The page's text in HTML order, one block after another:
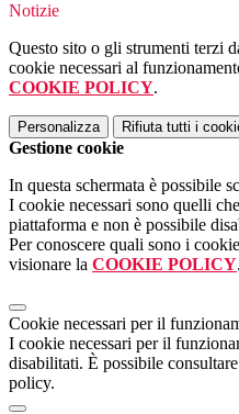
Notizie
Questo sito o gli strumenti terzi
cookie necessari al
COOKIE POLICY.
Personalizza Rifiuta tutti i
Gestione cookie
In questa schermata è possibile
I cookie necessari sono quelli
piattaforma e non è possibile
Per conoscere quali sono i
visionare la COOKIE POLICY.
Cookie necessari per il
I cookie necessari per il
disabilitati. È possibile
policy.